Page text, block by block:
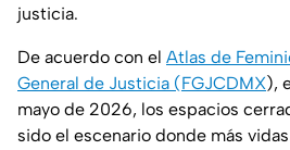
justicia.
De acuerdo con el Atlas de
General de Justicia (FGJCDMX),
mayo de 2026, los espacios
sido el escenario donde más